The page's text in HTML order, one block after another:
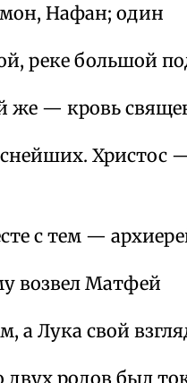
Нафан; один
реке большой
же — кровь
Христос
с тем —
возвел Матфей
а Лука свой
родов был